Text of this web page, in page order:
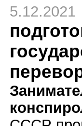
5.12.2021